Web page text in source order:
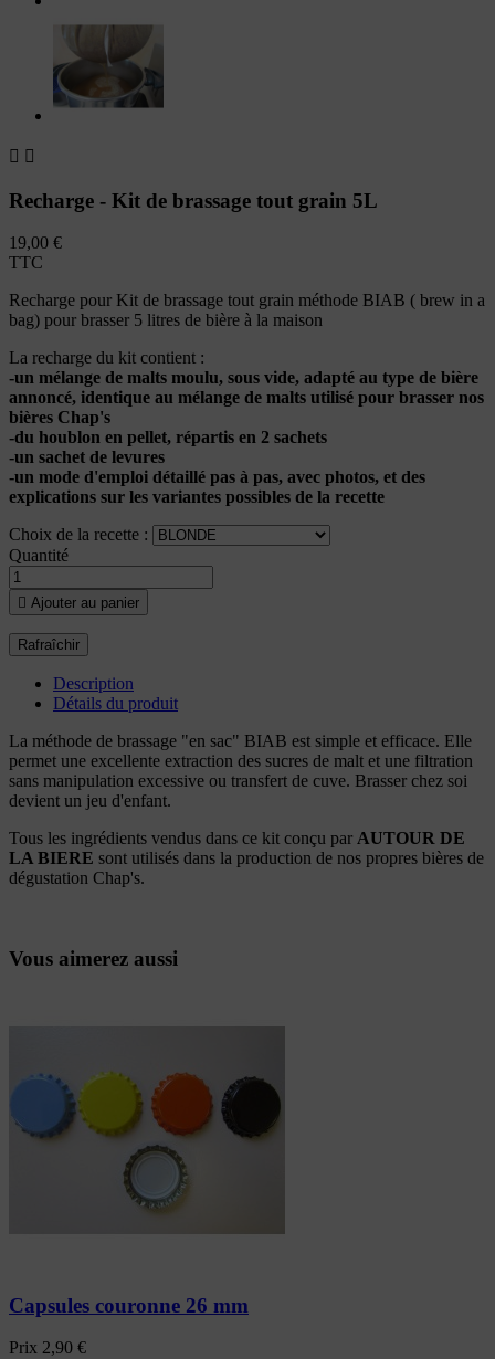
 
Recharge - Kit de brassage tout grain 5L
19,00 €
TTC
Recharge pour Kit de brassage tout grain méthode BIAB ( brew in a
bag) pour brasser 5 litres de bière à la maison
La recharge du kit contient :
-un mélange de malts moulu, sous vide, adapté au type de bière
annoncé, identique au mélange de malts utilisé pour brasser nos
bières Chap's
-du houblon en pellet, répartis en 2 sachets
-un sachet de levures
-un mode d'emploi détaillé pas à pas, avec photos, et des
explications sur les variantes possibles de la recette
Choix de la recette :
Quantité
 Ajouter au panier
Description
Détails du produit
La méthode de brassage "en sac" BIAB est simple et efficace. Elle
permet une excellente extraction des sucres de malt et une filtration
sans manipulation excessive ou transfert de cuve. Brasser chez soi
devient un jeu d'enfant.
Tous les ingrédients vendus dans ce kit conçu par AUTOUR DE
LA BIERE sont utilisés dans la production de nos propres bières de
dégustation Chap's.
Vous aimerez aussi
Capsules couronne 26 mm
Prix 2,90 €